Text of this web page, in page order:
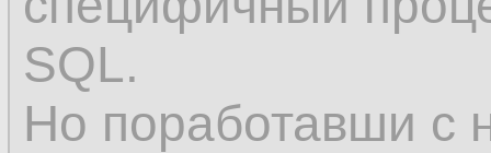
SQL.
Но поработавши с